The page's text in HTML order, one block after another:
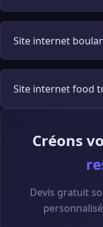
Site internet
Site internet food
Créons
Devis gratuit